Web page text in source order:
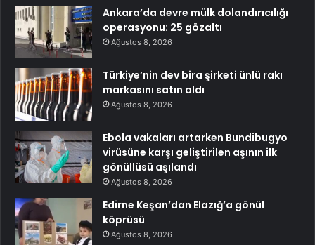
Ankara’da devre mülk dolandırıcılığı
operasyonu: 25 gözaltı
Ağustos 8, 2026
Türkiye’nin dev bira şirketi ünlü rakı
markasını satın aldı
Ağustos 8, 2026
Ebola vakaları artarken Bundibugyo
virüsüne karşı geliştirilen aşının ilk
gönüllüsü aşılandı
Ağustos 8, 2026
Edirne Keşan’dan Elazığ’a gönül
köprüsü
Ağustos 8, 2026